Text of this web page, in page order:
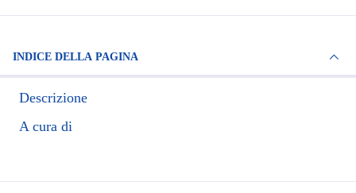
INDICE DELLA PAGINA
Descrizione
A cura di